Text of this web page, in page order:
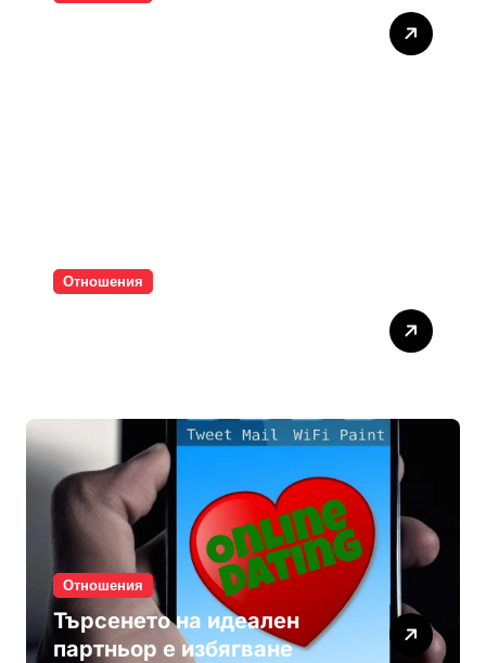
Отношения
Отношения
Търсенето на идеален
партньор е избягване